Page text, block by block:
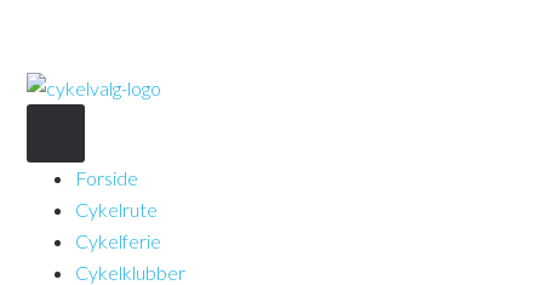
Forside
Cykelrute
Cykelferie
Cykelklubber